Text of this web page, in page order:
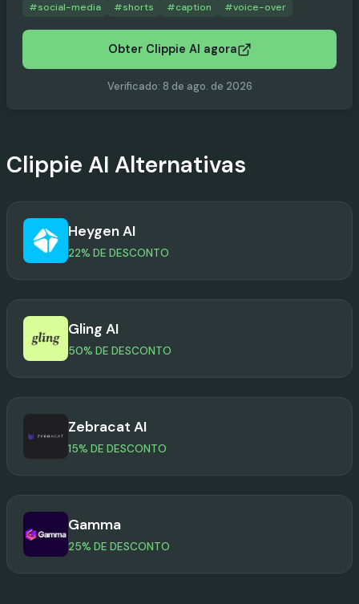
#social-media #shorts #caption #voice-over
Obter Clippie AI agora
Verificado: 8 de ago. de 2026
Clippie AI Alternativas
Heygen AI
22% DE DESCONTO
Gling AI
50% DE DESCONTO
Zebracat AI
15% DE DESCONTO
Gamma
25% DE DESCONTO